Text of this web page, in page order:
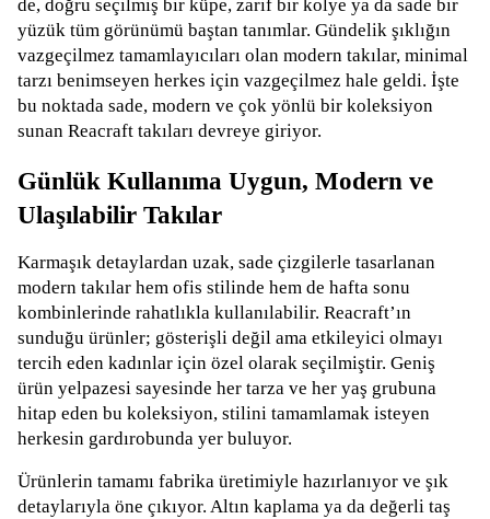
de, doğru seçilmiş bir küpe, zarif bir kolye ya da sade bir
yüzük tüm görünümü baştan tanımlar. Gündelik şıklığın
vazgeçilmez tamamlayıcıları olan modern takılar, minimal
tarzı benimseyen herkes için vazgeçilmez hale geldi. İşte
bu noktada sade, modern ve çok yönlü bir koleksiyon
sunan Reacraft takıları devreye giriyor.
Günlük Kullanıma Uygun, Modern ve
Ulaşılabilir Takılar
Karmaşık detaylardan uzak, sade çizgilerle tasarlanan
modern takılar hem ofis stilinde hem de hafta sonu
kombinlerinde rahatlıkla kullanılabilir. Reacraft’ın
sunduğu ürünler; gösterişli değil ama etkileyici olmayı
tercih eden kadınlar için özel olarak seçilmiştir. Geniş
ürün yelpazesi sayesinde her tarza ve her yaş grubuna
hitap eden bu koleksiyon, stilini tamamlamak isteyen
herkesin gardırobunda yer buluyor.
Ürünlerin tamamı fabrika üretimiyle hazırlanıyor ve şık
detaylarıyla öne çıkıyor. Altın kaplama ya da değerli taş